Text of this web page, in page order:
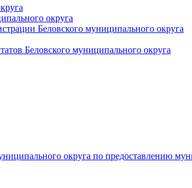
округа
Беловского муниципального округа
Беловского муниципального округа
округа по предоставлению